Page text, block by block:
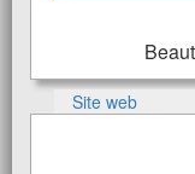
Site web